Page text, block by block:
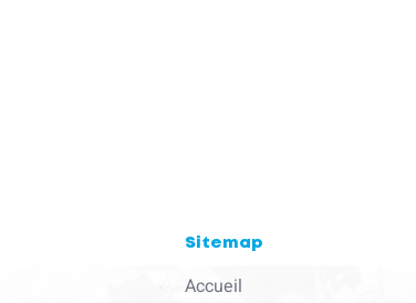
Sitemap
Accueil